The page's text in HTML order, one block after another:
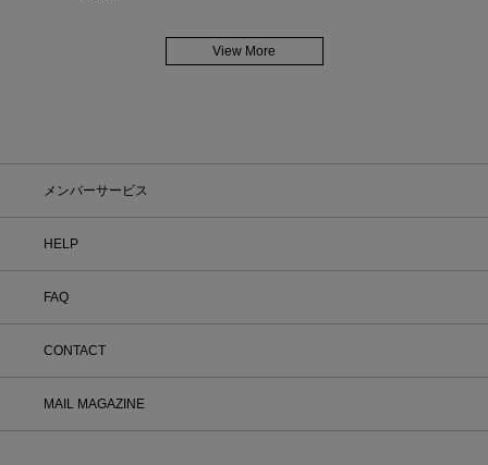
View More
メンバーサービス
HELP
FAQ
CONTACT
MAIL MAGAZINE